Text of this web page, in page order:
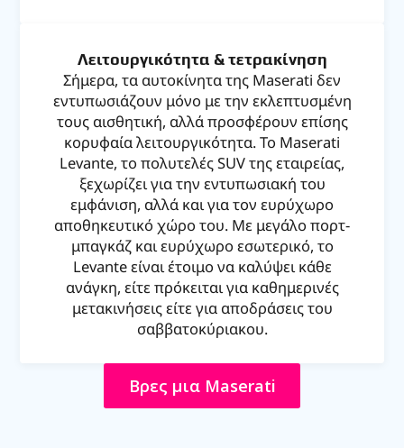
Λειτουργικότητα & τετρακίνηση
Σήμερα, τα αυτοκίνητα της Maserati δεν
εντυπωσιάζουν μόνο με την εκλεπτυσμένη
τους αισθητική, αλλά προσφέρουν επίσης
κορυφαία λειτουργικότητα. Το Maserati
Levante, το πολυτελές SUV της εταιρείας,
ξεχωρίζει για την εντυπωσιακή του
εμφάνιση, αλλά και για τον ευρύχωρο
αποθηκευτικό χώρο του. Με μεγάλο πορτ-
μπαγκάζ και ευρύχωρο εσωτερικό, το
Levante είναι έτοιμο να καλύψει κάθε
ανάγκη, είτε πρόκειται για καθημερινές
μετακινήσεις είτε για αποδράσεις του
σαββατοκύριακου.
Βρες μια Maserati